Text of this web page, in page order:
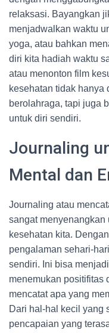
relaksasi. Bayangkan
menjadwalkan waktu
yoga, atau bahkan
diri kita hadiah waktu
atau menonton film
kesehatan tidak hanya
berolahraga, tapi juga
untuk diri sendiri.
Journaling
Mental dan
Journaling atau
sangat menyenangkan
kesehatan kita.
pengalaman sehari-
sendiri. Ini bisa
menemukan positifitas
mencatat apa yang
Dari hal-hal kecil yang
pencapaian yang